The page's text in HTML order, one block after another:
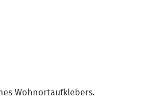
Wohnortaufklebers.